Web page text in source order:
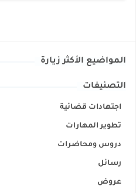
المواضيع الأكثر زيارة
التصنيفات
اجتهادات قضائية
تطوير المهارات
دروس ومحاضرات
رسائل
عروض